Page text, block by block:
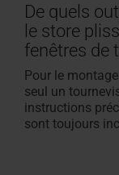
De quels
le store
fenêtres de
Pour le
seul un
instructions
sont toujours